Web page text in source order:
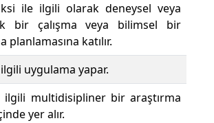
ile ilgili olarak deneysel veya
bir çalışma veya bilimsel bir
planlamasına katılır.
uygulama yapar.
ilgili multidisipliner bir araştırma
yer alır.